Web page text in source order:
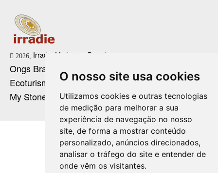
O nosso site usa cookies
Utilizamos cookies e outras tecnologias
de medição para melhorar a sua
experiência de navegação no nosso
site, de forma a mostrar conteúdo
personalizado, anúncios direcionados,
analisar o tráfego do site e entender de
onde vêm os visitantes.
2026, Irradie Marketing Digital
Ongs Brasil
Ecoturismo no Brasil
My Stone Cristaloterapia